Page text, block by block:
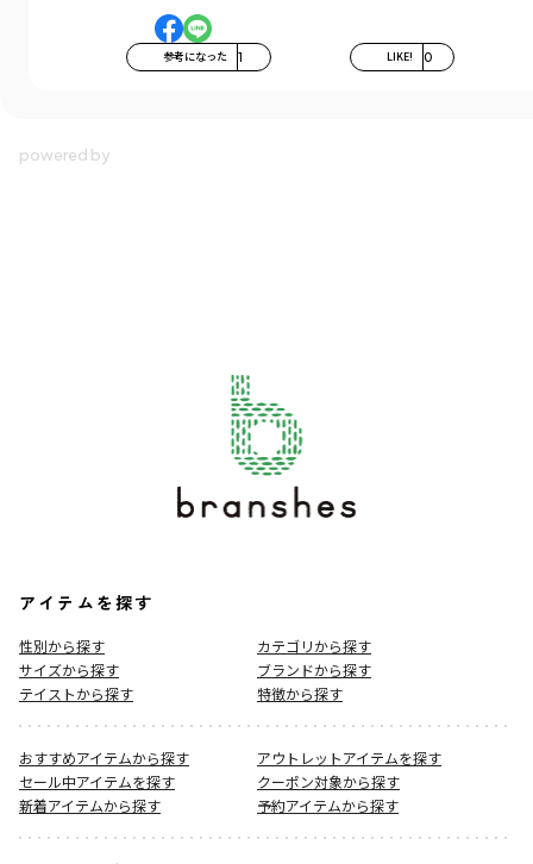
参考になった 1 LIKE! 0
アイテムを探す
性別から探す
カテゴリから探す
サイズから探す
ブランドから探す
テイストから探す
特徴から探す
おすすめアイテムから探す
アウトレットアイテムを探す
セール中アイテムを探す
クーポン対象から探す
新着アイテムから探す
予約アイテムから探す